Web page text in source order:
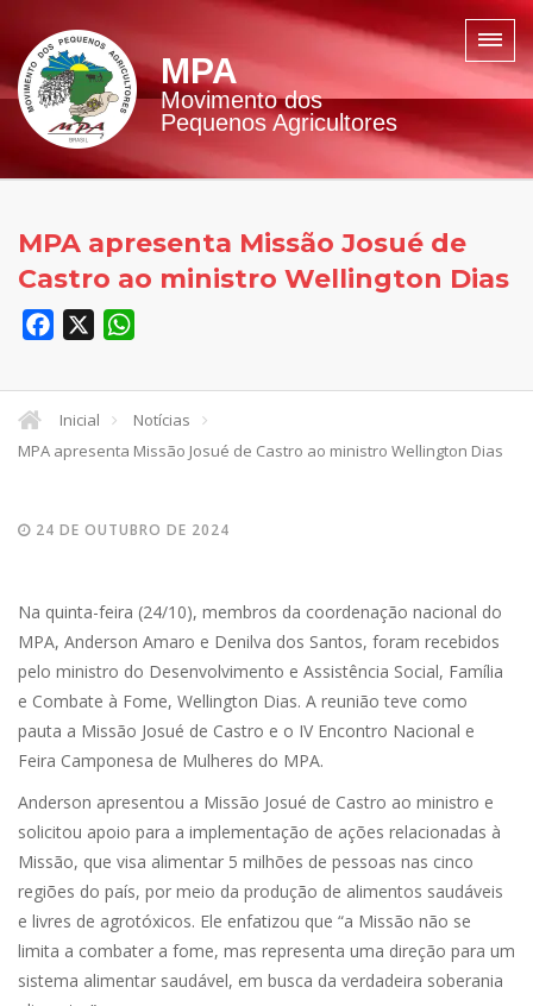
MPA
Movimento dos
Pequenos Agricultores
MPA apresenta Missão Josué de
Castro ao ministro Wellington Dias
Facebook
Inicial
Notícias
MPA apresenta Missão Josué de Castro ao ministro Wellington Dias
24 DE OUTUBRO DE 2024
Na quinta-feira (24/10), membros da coordenação nacional do
MPA, Anderson Amaro e Denilva dos Santos, foram recebidos
pelo ministro do Desenvolvimento e Assistência Social, Família
e Combate à Fome, Wellington Dias. A reunião teve como
pauta a Missão Josué de Castro e o IV Encontro Nacional e
Feira Camponesa de Mulheres do MPA.
Anderson apresentou a Missão Josué de Castro ao ministro e
solicitou apoio para a implementação de ações relacionadas à
Missão, que visa alimentar 5 milhões de pessoas nas cinco
regiões do país, por meio da produção de alimentos saudáveis
e livres de agrotóxicos. Ele enfatizou que “a Missão não se
limita a combater a fome, mas representa uma direção para um
sistema alimentar saudável, em busca da verdadeira soberania